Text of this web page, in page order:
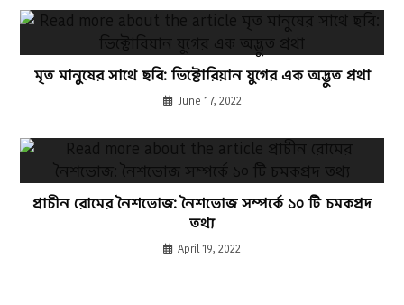
মৃত মানুষের সাথে ছবি: ভিক্টোরিয়ান যুগের এক অদ্ভুত প্রথা
June 17, 2022
প্রাচীন রোমের নৈশভোজ: নৈশভোজ সম্পর্কে ১০ টি চমকপ্রদ
তথ্য
April 19, 2022